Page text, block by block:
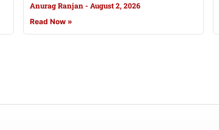
Anurag Ranjan August 2, 2026
Read Now »